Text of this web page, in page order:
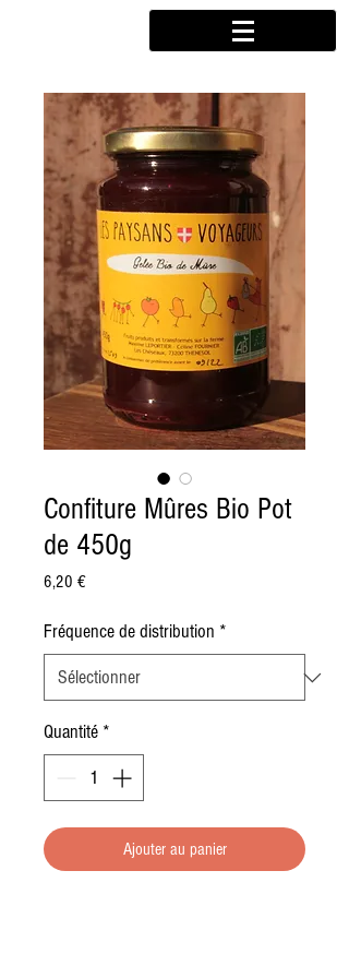
Confiture Mûres Bio Pot
de 450g
6,20 €Prix
Fréquence de distribution *
Quantité *
Ajouter au panier